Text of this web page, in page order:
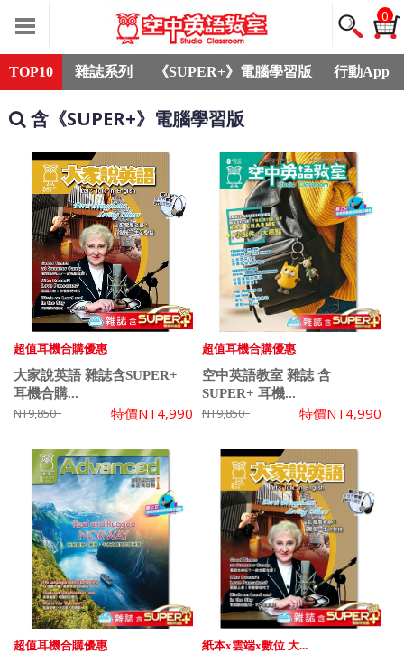
0
TOP10 雜誌系列 《SUPER+》電腦學習版 行動App
含《SUPER+》電腦學習版
超值耳機合購優惠
大家說英語 雜誌含SUPER+
耳機合購...
NT9,850 特價NT4,990
超值耳機合購優惠
空中英語教室 雜誌 含
SUPER+ 耳機...
NT9,850 特價NT4,990
超值耳機合購優惠 紙本x雲端x數位 大...